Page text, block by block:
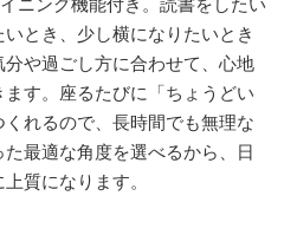
とき、少し横になりたいとき
や過ごし方に合わせて、心地
す。座るたびに「ちょうどい
れるので、長時間でも無理な
最適な角度を選べるから、日
質になります。